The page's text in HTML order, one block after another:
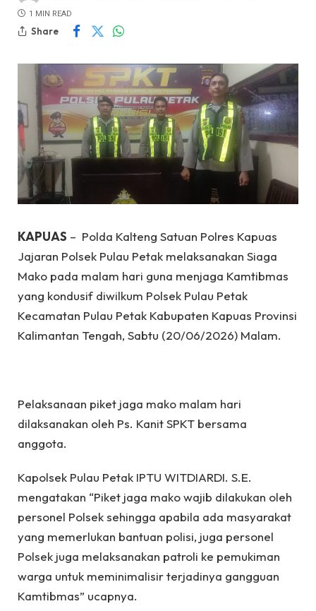
1 MIN READ
Share
KAPUAS – Polda Kalteng Satuan Polres Kapuas
Jajaran Polsek Pulau Petak melaksanakan Siaga
Mako pada malam hari guna menjaga Kamtibmas
yang kondusif diwilkum Polsek Pulau Petak
Kecamatan Pulau Petak Kabupaten Kapuas Provinsi
Kalimantan Tengah, Sabtu (20/06/2026) Malam.
Pelaksanaan piket jaga mako malam hari
dilaksanakan oleh Ps. Kanit SPKT bersama
anggota.
Kapolsek Pulau Petak IPTU WITDIARDI. S.E.
mengatakan “Piket jaga mako wajib dilakukan oleh
personel Polsek sehingga apabila ada masyarakat
yang memerlukan bantuan polisi, juga personel
Polsek juga melaksanakan patroli ke pemukiman
warga untuk meminimalisir terjadinya gangguan
Kamtibmas” ucapnya.